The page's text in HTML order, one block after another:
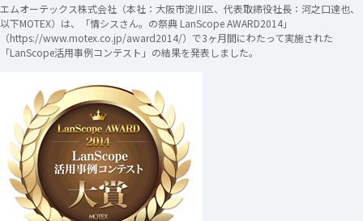
エムオーテックス株式会社（本社：大阪市淀川区、代表取締役社長：河之口達也、
以下MOTEX）は、「情シスさん。の祭典 LanScope AWARD2014」
（https://www.motex.co.jp/award2014/）で3ヶ月間にわたって実施された
「LanScope活用事例コンテスト」の結果を発表しました。